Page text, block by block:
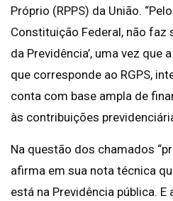
Próprio (RPPS) da União.
Constituição Federal, não faz
da Previdência’, uma vez que
que corresponde ao RGPS,
conta com base ampla de
às contribuições
Na questão dos chamados
afirma em sua nota técnica
está na Previdência pública.